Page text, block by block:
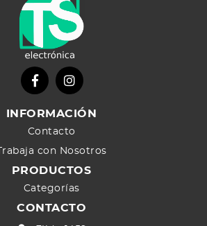
INFORMACIÓN
Contacto
Trabaja con Nosotros
PRODUCTOS
Categorías
CONTACTO